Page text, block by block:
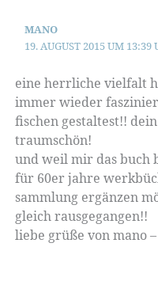
MANO
19. AUGUST 2015 UM 13:39
eine herrliche vielfalt
immer wieder
fischen gestaltest!!
traumschön!
und weil mir das buch
für 60er jahre
sammlung ergänzen
gleich rausgegangen!!
liebe grüße von mano